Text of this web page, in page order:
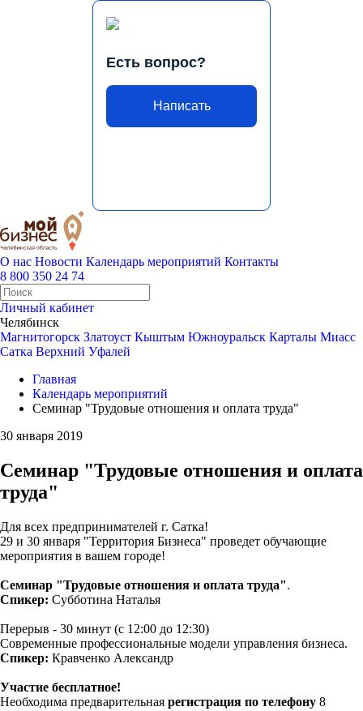
Есть вопрос?
Написать
О нас Новости Календарь мероприятий Контакты
8 800 350 24 74
Личный кабинет
Челябинск
Магнитогорск Златоуст Кыштым Южноуральск Карталы Миасс
Сатка Верхний Уфалей
Главная
Календарь мероприятий
Семинар "Трудовые отношения и оплата труда"
30 января 2019
Семинар "Трудовые отношения и оплата
труда"
Для всех предпринимателей г. Сатка!
29 и 30 января "Территория Бизнеса" проведет обучающие
мероприятия в вашем городе!
Семинар "Трудовые отношения и оплата труда".
Спикер: Субботина Наталья
Перерыв - 30 минут (с 12:00 до 12:30)
Современные профессиональные модели управления бизнеса.
Спикер: Кравченко Александр
Участие бесплатное!
Необходима предварительная регистрация по телефону 8